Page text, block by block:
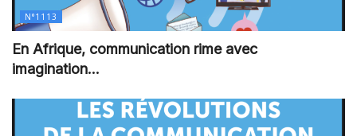
N°1113
En Afrique, communication rime avec
imagination…